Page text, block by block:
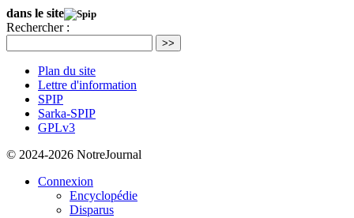
dans le site
Rechercher :
>>
Plan du site
Lettre d'information
SPIP
Sarka-SPIP
GPLv3
© 2024-2026 NotreJournal
Connexion
Encyclopédie
Disparus